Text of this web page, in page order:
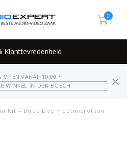
0
Klanttevredenheid
OPEN VANAF 10:00 •
WINKEL IN DEN BOSCH
Kit – Dirac Live meetmicrofoon